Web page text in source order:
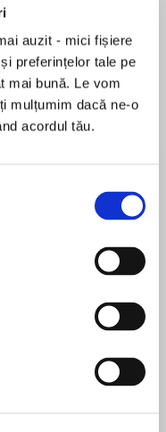
auzit - mici fișiere
preferințelor tale pe
mai bună. Le vom
mulțumim dacă ne-o
acordul tău.
to overcoming
areas of life.
recenzii